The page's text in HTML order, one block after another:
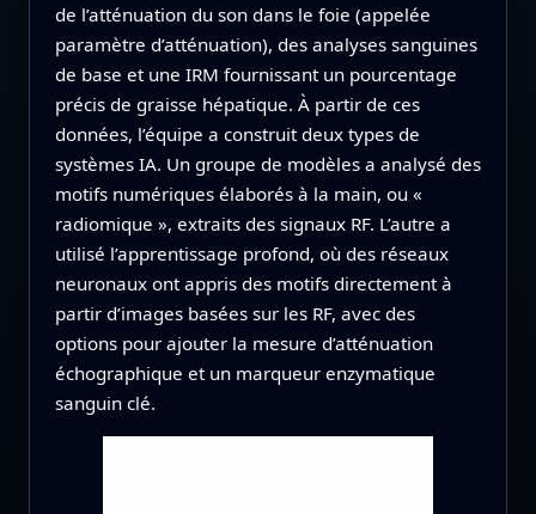
de l’atténuation du son dans le foie (appelée
paramètre d’atténuation), des analyses sanguines
de base et une IRM fournissant un pourcentage
précis de graisse hépatique. À partir de ces
données, l’équipe a construit deux types de
systèmes IA. Un groupe de modèles a analysé des
motifs numériques élaborés à la main, ou «
radiomique », extraits des signaux RF. L’autre a
utilisé l’apprentissage profond, où des réseaux
neuronaux ont appris des motifs directement à
partir d’images basées sur les RF, avec des
options pour ajouter la mesure d’atténuation
échographique et un marqueur enzymatique
sanguin clé.